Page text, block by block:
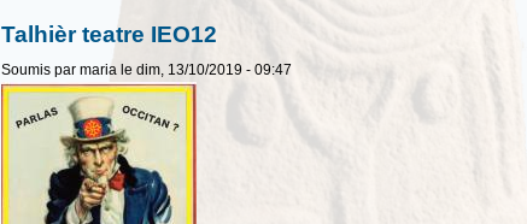
Talhièr teatre IEO12
Soumis par maria le dim, 13/10/2019 - 09:47